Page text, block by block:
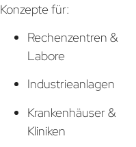
Konzepte für:
Rechenzentren &
Labore
Industrieanlagen
Krankenhäuser &
Kliniken